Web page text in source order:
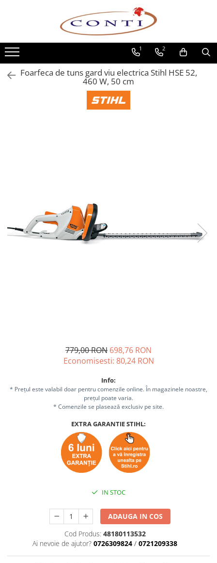
Toate Produsele
Casa si Gradina
Utilaje pentru gradina si accesorii
Atomizoare si Pulverizatoare
Drujbe si fierastraie cu lant
Masini de batut stalpi
Sisteme combinate &
multifunctionale
Tocatoare de crengi si resturi
Masini de tocat carne
Razatoare branzeturi
Storcatoare de rosii
Depozitare gradina
Gratare si accesorii
Aparate de spalat cu presiune
Masini de maturat
1 2
Foarfeca de tuns gard viu electrica Stihl HSE 52,
460 W, 50 cm
779,00 RON 698,76 RON
Economisesti: 80,24 RON
Info:
* Prețul este valabil doar pentru comenzile online. În magazinele noastre,
prețul poate varia.
* Comenzile se plasează exclusiv pe site.
EXTRA GARANTIE STIHL:
IN STOC
ADAUGA IN COS
Cod Produs: 48180113532
Ai nevoie de ajutor? 0726309824 / 0721209338